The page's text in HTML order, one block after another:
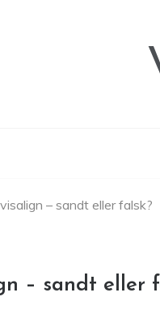
– sandt eller falsk?
– sandt eller